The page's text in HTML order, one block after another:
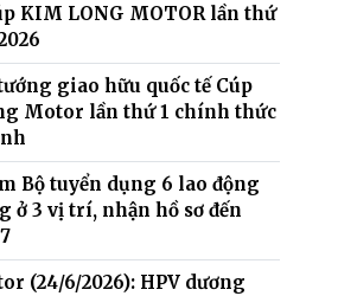
KIM LONG MOTOR lần thứ
giao hữu quốc tế Cúp
Motor lần thứ 1 chính thức
Bộ tuyển dụng 6 lao động
ở 3 vị trí, nhận hồ sơ đến
(24/6/2026): HPV dương